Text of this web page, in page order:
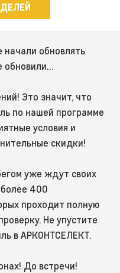
обновлять
обновили…
Это значит, что
по нашей программе
условия и
скидки!
уже ждут своих
400
проходит полную
Не упустите
в АРКОНТСЕЛЕКТ.
До встречи!